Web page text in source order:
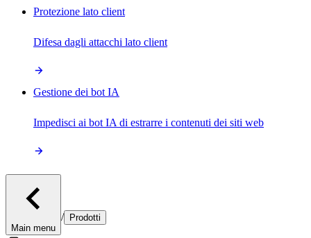
Protezione lato client
Difesa dagli attacchi lato client
Gestione dei bot IA
Impedisci ai bot IA di estrarre i contenuti dei siti web
Main menu
/ Prodotti